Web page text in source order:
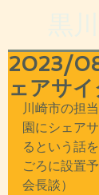
2023/
ェアサ
川崎市の担
園にシェア
るという話
ごろに設置
会長談）